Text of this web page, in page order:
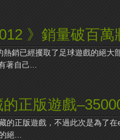
》銷量破百
銷已經攫取了足球遊戲的絕大
著自己...
正版遊戲
的正版遊戲，不過此次是為了
絕...